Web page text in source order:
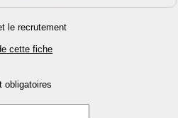
cette fiche
obligatoires